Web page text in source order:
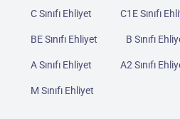
C Sınıfı Ehliyet C1E Sınıfı
BE Sınıfı Ehliyet B Sınıfı
A Sınıfı Ehliyet A2 Sınıfı
M Sınıfı Ehliyet